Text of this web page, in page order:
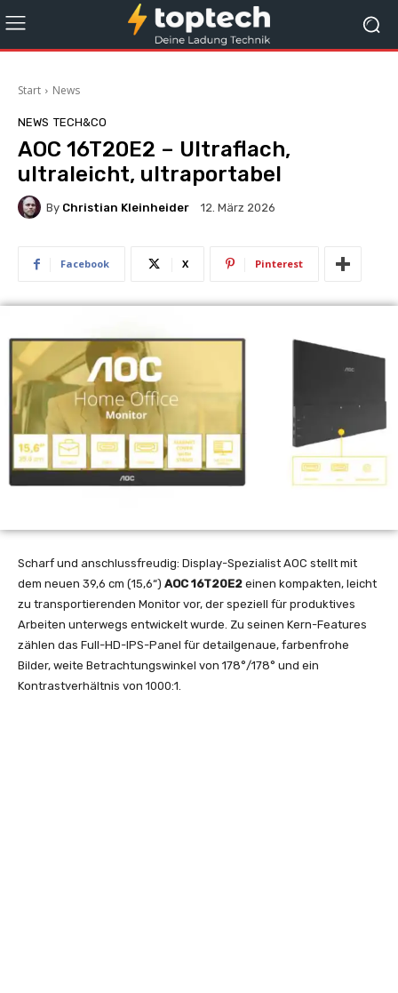
Start News
NEWS TECH&CO
AOC 16T20E2 – Ultraflach,
ultraleicht, ultraportabel
By Christian Kleinheider 12. März 2026
Facebook X Pinterest
Scharf und anschlussfreudig: Display-Spezialist AOC stellt mit
dem neuen 39,6 cm (15,6“) AOC 16T20E2 einen kompakten, leicht
zu transportierenden Monitor vor, der speziell für produktives
Arbeiten unterwegs entwickelt wurde. Zu seinen Kern-Features
zählen das Full-HD-IPS-Panel für detailgenaue, farbenfrohe
Bilder, weite Betrachtungswinkel von 178°/178° und ein
Kontrastverhältnis von 1000:1.